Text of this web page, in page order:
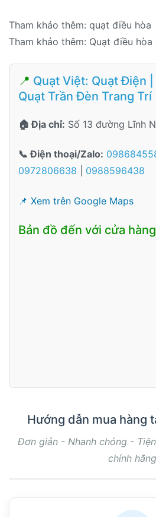
Tham khảo thêm: quạt điều hòa
Tham khảo thêm: Quạt điều
📍 Quạt Việt: Quạt Điện |
Quạt Trần Đèn Trang Trí
🏠 Địa chỉ: Số 13 đường Lĩnh
📞 Điện thoại/Zalo:
0972806638
0988596438
📌 Xem trên Google Maps
Bản đồ đến với cửa
Hướng dẫn mua hàng
Đơn giản - Nhanh chóng -
chính hãng